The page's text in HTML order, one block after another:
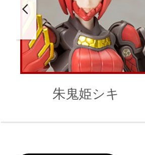
朱鬼姫シキ